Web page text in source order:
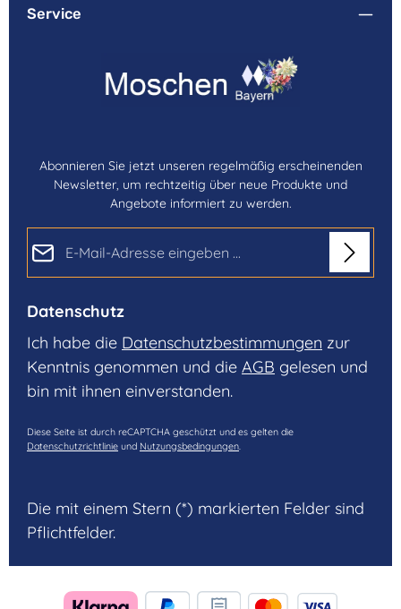
Service
Abonnieren Sie jetzt unseren regelmäßig erscheinenden
Newsletter, um rechtzeitig über neue Produkte und
Angebote informiert zu werden.
Datenschutz
Ich habe die Datenschutzbestimmungen zur
Kenntnis genommen und die AGB gelesen und
bin mit ihnen einverstanden.
Diese Seite ist durch reCAPTCHA geschützt und es gelten die
Datenschutzrichtlinie und Nutzungsbedingungen.
Die mit einem Stern (*) markierten Felder sind
Pflichtfelder.